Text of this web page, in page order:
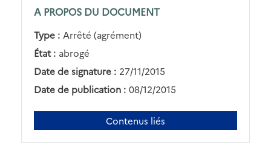
A PROPOS DU DOCUMENT
Type : Arrêté (agrément)
État : abrogé
Date de signature : 27/11/2015
Date de publication : 08/12/2015
Contenus liés